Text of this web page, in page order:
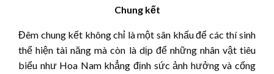
Chung kết
Đêm chung kết không chỉ là một sân khấu để các thí sinh
thể hiện tài năng mà còn là dịp để những nhân vật tiêu
biểu như Hoa Nam khẳng định sức ảnh hưởng và cống